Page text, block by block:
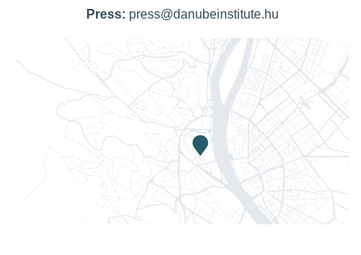
Press: press@danubeinstitute.hu